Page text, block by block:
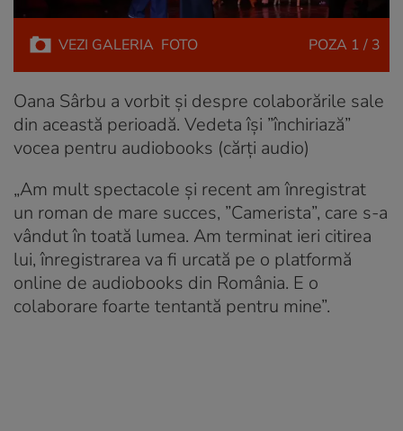
VEZI GALERIA FOTO POZA 1 / 3
Oana Sârbu a vorbit și despre colaborările sale
din această perioadă. Vedeta își ”închiriază”
vocea pentru audiobooks (cărți audio)
„Am mult spectacole și recent am înregistrat
un roman de mare succes, ”Camerista”, care s-a
vândut în toată lumea. Am terminat ieri citirea
lui, înregistrarea va fi urcată pe o platformă
online de audiobooks din România. E o
colaborare foarte tentantă pentru mine”.